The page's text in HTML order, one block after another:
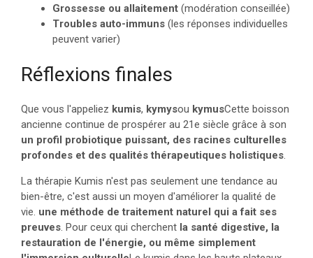
Grossesse ou allaitement (modération conseillée)
Troubles auto-immuns (les réponses individuelles
peuvent varier)
Réflexions finales
Que vous l'appeliez kumis, kymysou kymusCette boisson
ancienne continue de prospérer au 21e siècle grâce à son
un profil probiotique puissant, des racines culturelles
profondes et des qualités thérapeutiques holistiques.
La thérapie Kumis n'est pas seulement une tendance au
bien-être, c'est aussi un moyen d'améliorer la qualité de
vie. une méthode de traitement naturel qui a fait ses
preuves. Pour ceux qui cherchent la santé digestive, la
restauration de l'énergie, ou même simplement